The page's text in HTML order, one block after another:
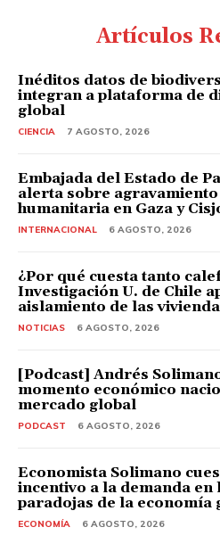
Artículos
Inéditos datos de
integran a plataforma de
global
CIENCIA 7 AGOSTO, 2026
Embajada del Estado de
alerta sobre
humanitaria en Gaza y
INTERNACIONAL 6 AGOSTO, 2026
¿Por qué cuesta tanto
Investigación U. de Chile
aislamiento de las
NOTICIAS 6 AGOSTO, 2026
[Podcast] Andrés
momento económico
mercado global
PODCAST 6 AGOSTO, 2026
Economista Solimano
incentivo a la demanda
paradojas de la economía
ECONOMÍA 6 AGOSTO, 2026